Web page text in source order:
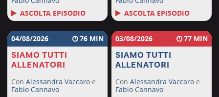
ASCOLTA EPISODIO
ASCOLTA EPISODIO
04/08/2026 76
SIAMO TUTTI
ALLENATORI
Con Alessandra Vaccaro e
Fabio Cannavo
03/08/2026 77
SIAMO TUTTI
ALLENATORI
ConAlessandra Vaccaro e
Fabio Cannavo